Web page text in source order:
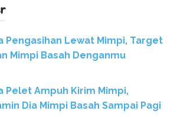
Pengasihan Lewat Mimpi, Target
Mimpi Basah Denganmu
Pelet Ampuh Kirim Mimpi,
Dia Mimpi Basah Sampai Pagi